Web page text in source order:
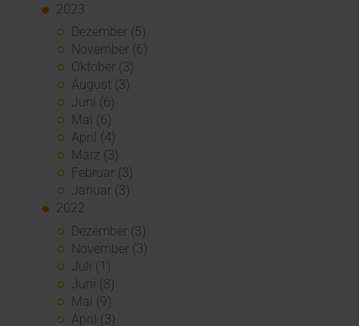
2023
Dezember (5)
November (6)
Oktober (3)
August (3)
Juni (6)
Mai (6)
April (4)
März (3)
Februar (3)
Januar (3)
2022
Dezember (3)
November (3)
Juli (1)
Juni (8)
Mai (9)
April (3)